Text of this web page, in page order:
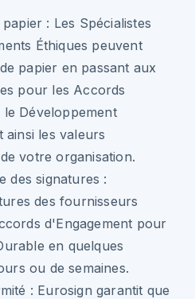
: Les Spécialistes
Éthiques peuvent
papier en passant aux
pour les Accords
Développement
les valeurs
votre organisation.
des signatures :
des fournisseurs
d'Engagement pour
en quelques
ou de semaines.
: Eurosign garantit que